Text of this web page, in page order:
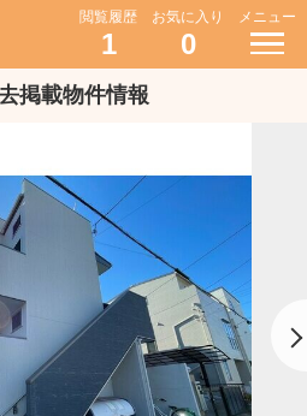
閲覧履歴
1
お気に入り
0
メニュー
掲載物件情報